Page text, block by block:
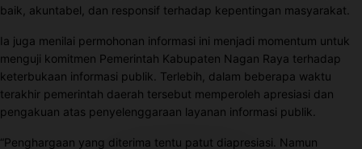
baik, akuntabel, dan responsif terhadap kepentingan masyarakat.
Ia juga menilai permohonan informasi ini menjadi momentum untuk
menguji komitmen Pemerintah Kabupaten Nagan Raya terhadap
keterbukaan informasi publik. Terlebih, dalam beberapa waktu
terakhir pemerintah daerah tersebut memperoleh apresiasi dan
pengakuan atas penyelenggaraan layanan informasi publik.
“Penghargaan yang diterima tentu patut diapresiasi. Namun